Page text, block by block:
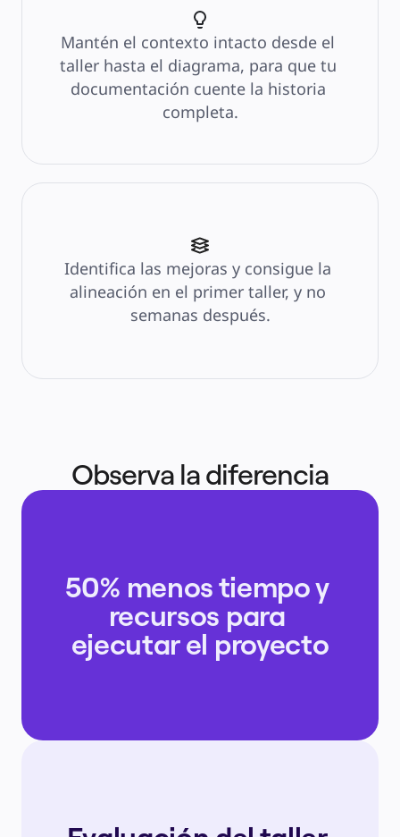
Mantén el contexto intacto desde el
taller hasta el diagrama, para que tu
documentación cuente la historia
completa.
Identifica las mejoras y consigue la
alineación en el primer taller, y no
semanas después.
Observa la diferencia
50% menos tiempo y
recursos para
ejecutar el proyecto